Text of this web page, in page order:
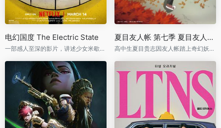
电幻国度 The Electric State
一部感人至深的影片，讲述少女米歇尔与机器人及流浪客的冒险旅程
夏目友人帐 第七季 夏目友人帳 漆
高中生夏目贵志因友人帐踏上奇幻妖怪之旅，守护人与妖的契约